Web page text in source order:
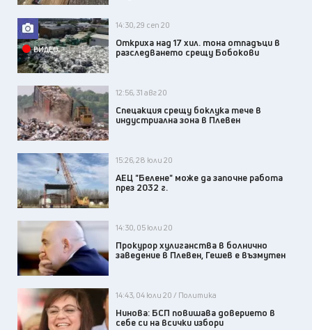
ВИДЕО
14:30, 29 сеп 20
Откриха над 17 хил. тона отпадъци в
разследването срещу Бобокови
12:56, 31 авг 20
Спецакция срещу боклука тече в
индустриална зона в Плевен
15:26, 28 юли 20
АЕЦ "Белене" може да започне работа
през 2032 г.
14:30, 05 юли 20
Прокурор хулиганства в болнично
заведение в Плевен, Гешев е възмутен
14:43, 04 юли 20 / Политика
Нинова: БСП повишава доверието в
себе си на всички избори